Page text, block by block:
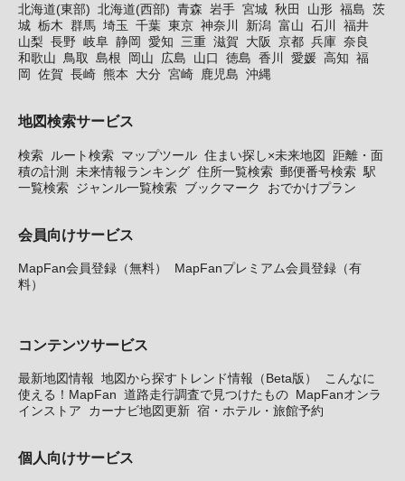
北海道(東部) 北海道(西部) 青森 岩手 宮城 秋田 山形 福島 茨
城 栃木 群馬 埼玉 千葉 東京 神奈川 新潟 富山 石川
福井
山梨 長野 岐阜 静岡 愛知 三重 滋賀 大阪 京都 兵庫 奈良
和歌山
鳥取 島根 岡山 広島 山口 徳島 香川 愛媛 高知 福
岡
佐賀 長崎 熊本 大分 宮崎 鹿児島 沖縄
地図検索サービス
検索 ルート検索 マップツール 住まい探し×未来地図
距離・面
積の計測
未来情報ランキング 住所一覧検索 郵便番号検索 駅
一覧検索 ジャンル一覧検索 ブックマーク おでかけプラン
会員向けサービス
MapFan会員登録（無料）
MapFanプレミアム会員登録（有
料）
コンテンツサービス
最新地図情報 地図から探すトレンド情報（Beta版）
こんなに
使える！MapFan 道路走行調査で見つけたもの MapFanオンラ
インストア
カーナビ地図更新 宿・ホテル・旅館予約
個人向けサービス